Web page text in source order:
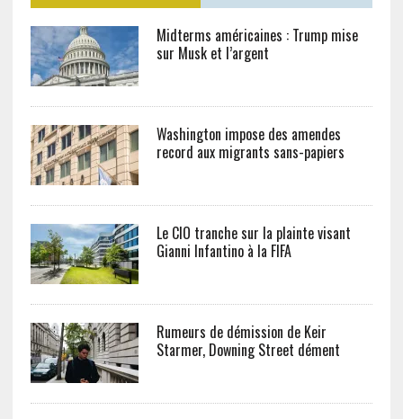
Midterms américaines : Trump mise
sur Musk et l’argent
Washington impose des amendes
record aux migrants sans-papiers
Le CIO tranche sur la plainte visant
Gianni Infantino à la FIFA
Rumeurs de démission de Keir
Starmer, Downing Street dément